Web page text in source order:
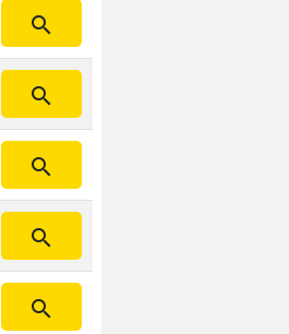
search
search
search
search
search